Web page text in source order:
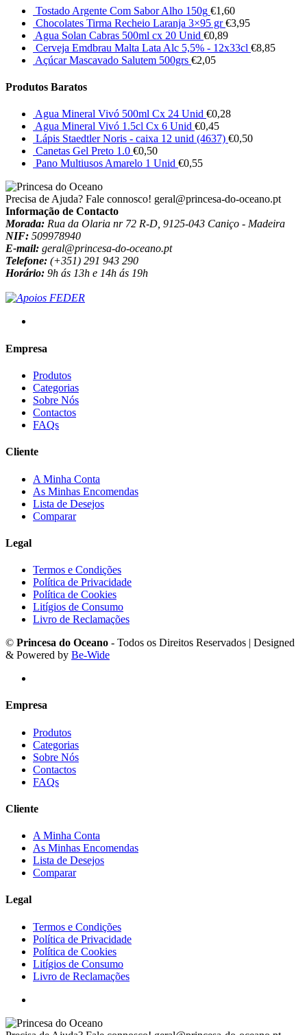
Tostado Argente Com Sabor Alho 150g €1,60
Chocolates Tirma Recheio Laranja 3×95 gr €3,95
Agua Solan Cabras 500ml cx 20 Unid €0,89
Cerveja Emdbrau Malta Lata Alc 5,5% - 12x33cl €8,85
Açúcar Mascavado Salutem 500grs €2,05
Produtos Baratos
Agua Mineral Vivó 500ml Cx 24 Unid €0,28
Agua Mineral Vivó 1.5cl Cx 6 Unid €0,45
Lápis Staedtler Noris - caixa 12 unid (4637) €0,50
Canetas Gel Preto 1.0 €0,50
Pano Multiusos Amarelo 1 Unid €0,55
Precisa de Ajuda? Fale connosco! geral@princesa-do-oceano.pt
Informação de Contacto
Morada: Rua da Olaria nr 72 R-D, 9125-043 Caniço - Madeira
NIF: 509978940
E-mail: geral@princesa-do-oceano.pt
Telefone: (+351) 291 943 290
Horário: 9h ás 13h e 14h ás 19h
Empresa
Produtos
Categorias
Sobre Nós
Contactos
FAQs
Cliente
A Minha Conta
As Minhas Encomendas
Lista de Desejos
Comparar
Legal
Termos e Condições
Política de Privacidade
Política de Cookies
Litígios de Consumo
Livro de Reclamações
© Princesa do Oceano - Todos os Direitos Reservados | Designed
& Powered by Be-Wide
Empresa
Produtos
Categorias
Sobre Nós
Contactos
FAQs
Cliente
A Minha Conta
As Minhas Encomendas
Lista de Desejos
Comparar
Legal
Termos e Condições
Política de Privacidade
Política de Cookies
Litígios de Consumo
Livro de Reclamações